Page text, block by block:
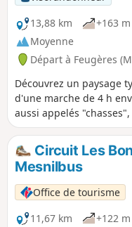
13,88 km
+163 m
Moyenne
Départ à Feugères
Découvrez un paysage
d'une marche de 4 h
aussi appelés
hameaux et bourgs,
patrimoine bâti alliant
Circuit Les
Mesnilbus
Office de tourisme
11,67 km
+122 m